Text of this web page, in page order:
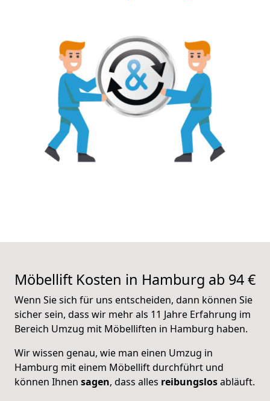
Möbellift Kosten in Hamburg ab 94 €
Wenn Sie sich für uns entscheiden, dann können Sie
sicher sein, dass wir mehr als 11 Jahre Erfahrung im
Bereich Umzug mit Möbelliften in Hamburg haben.
Wir wissen genau, wie man einen Umzug in
Hamburg mit einem Möbellift durchführt und
können Ihnen sagen, dass alles reibungslosabläuft.